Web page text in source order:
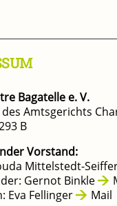
Bagatelle e. V.
Amtsgerichts
B
Vorstand:
Mittelstedt-
Gernot Binkle
Eva Fellinger
Mail